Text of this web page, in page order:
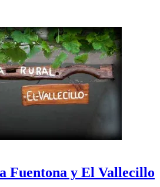
Fuentona y El Vallecillo